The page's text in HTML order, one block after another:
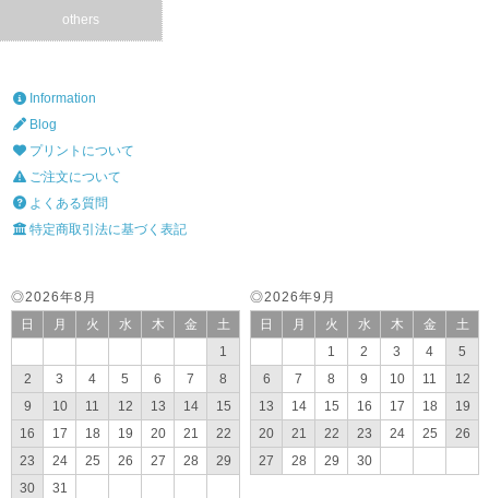
others
Information
Blog
プリントについて
ご注文について
よくある質問
特定商取引法に基づく表記
◎2026年9月
日
月 火 水 木 金
土
1
2 3 4
5
6
7 8 9 10 11
12
13
14 15 16 17 18
19
20
21 22 23 24 25
26
27
28 29 30
◎2026年8月
日
月 火 水 木 金
土
1
2
3 4 5 6 7
8
9
10 11 12 13 14
15
16
17 18 19 20 21
22
23
24 25 26 27 28
29
30
31